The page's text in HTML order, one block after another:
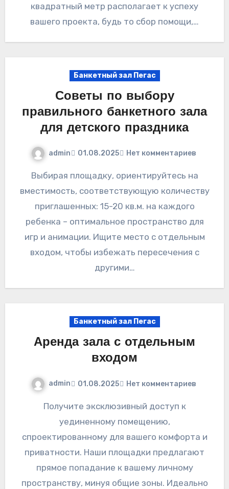
квадратный метр располагает к успеху
вашего проекта, будь то сбор помощи,…
Банкетный зал Пегас
Советы по выбору
правильного банкетного зала
для детского праздника
admin 01.08.2025 Нет комментариев
Выбирая площадку, ориентируйтесь на
вместимость, соответствующую количеству
приглашенных: 15-20 кв.м. на каждого
ребенка – оптимальное пространство для
игр и анимации. Ищите место с отдельным
входом, чтобы избежать пересечения с
другими…
Банкетный зал Пегас
Аренда зала с отдельным
входом
admin 01.08.2025 Нет комментариев
Получите эксклюзивный доступ к
уединенному помещению,
спроектированному для вашего комфорта и
приватности. Наши площадки предлагают
прямое попадание к вашему личному
пространству, минуя общие зоны. Идеально